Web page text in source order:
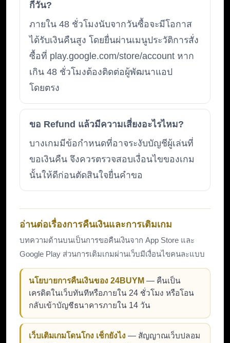
กี่วัน?
ภายใน 48 ชั่วโมงนับจากวันซื้อจะมีโอกาส
ได้รับเงินคืนสูง โดยยื่นผ่านเมนูประวัติการสั่ง
ซื้อที่ play.google.com/store/account หาก
เกิน 48 ชั่วโมงต้องติดต่อผู้พัฒนาแอป
โดยตรง
ขอ Refund แล้วมีความเสี่ยงอะไรไหม?
บางเกมมีข้อกำหนดที่อาจระงับบัญชีผู้เล่นที่
ขอเงินคืน จึงควรตรวจสอบเงื่อนไขของเกม
นั้นให้ดีก่อนตัดสินใจยื่นคำขอ
อ่านต่อเรื่องการคืนเงินและการเติมเกม
บทความด้านบนเป็นการขอคืนเงินจาก App Store และ
Google Play ส่วนการเติมเกมผ่านเว็บมีเงื่อนไขคนละแบบ
นโยบายการคืนเงินของ 24BUYM — คืนเป็น
เครดิตในเว็บทันทีหรือภายใน 24 ชั่วโมง หรือโอน
กลับเข้าบัญชีธนาคารภายใน 14 วัน
เว็บเติมเกมโดนโกง เช็กยังไง — สัญญาณเว็บปลอม